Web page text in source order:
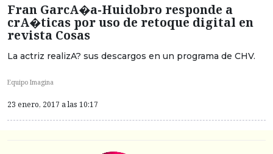
Fran GarcA�a-Huidobro responde a
crA�ticas por uso de retoque digital en
revista Cosas
La actriz realizA? sus descargos en un programa de CHV.
Equipo Imagina
23 enero, 2017 a las 10:17